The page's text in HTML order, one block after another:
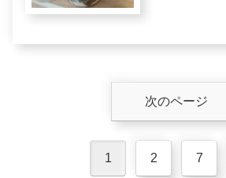
次のページ
1 2 7